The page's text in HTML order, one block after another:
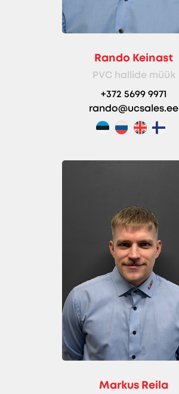
Rando Keinast
PVC hallide müük
+372 5699 9971
rando@ucsales.ee
Markus Reila